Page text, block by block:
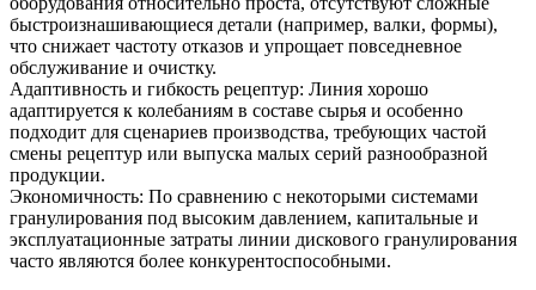
быстроизнашивающиеся детали (например, валки, формы),
что снижает частоту отказов и упрощает повседневное
обслуживание и очистку.
Адаптивность и гибкость рецептур: Линия хорошо
адаптируется к колебаниям в составе сырья и особенно
подходит для сценариев производства, требующих частой
смены рецептур или выпуска малых серий разнообразной
продукции.
Экономичность: По сравнению с некоторыми системами
гранулирования под высоким давлением, капитальные и
эксплуатационные затраты линии дискового гранулирования
часто являются более конкурентоспособными.